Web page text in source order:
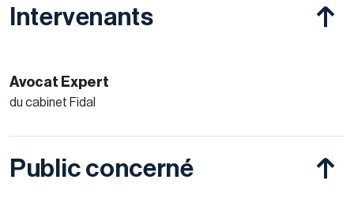
Intervenants
Avocat Expert
du cabinet Fidal
Public concerné